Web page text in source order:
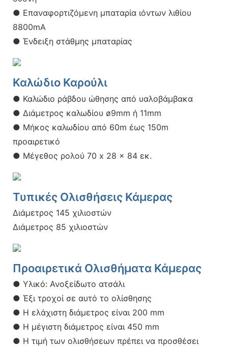
● Επαναφορτιζόμενη μπαταρία ιόντων λιθίου
8800mA
● Ένδειξη στάθμης μπαταρίας
Καλώδιο Καρούλι
● Καλώδιο ράβδου ώθησης από υαλοβάμβακα
● Διάμετρος καλωδίου ø9mm ή 11mm
● Μήκος καλωδίου από 60m έως 150m
προαιρετικό
● Μέγεθος ρολού 70 x 28 x 84 εκ.
Τυπικές Ολισθήσεις Κάμερας
Διάμετρος 145 χιλιοστών
Διάμετρος 85 χιλιοστών
Προαιρετικά Ολισθήματα Κάμερας
● Υλικό: Ανοξείδωτο ατσάλι
● Έξι τροχοί σε αυτό το ολίσθησης
● Η ελάχιστη διάμετρος είναι 200 mm
● Η μέγιστη διάμετρος είναι 450 mm
● Η τιμή των ολισθήσεων πρέπει να προσθέσει